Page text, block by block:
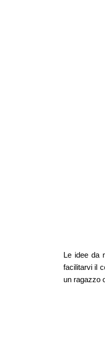
Le idee da
facilitarvi il
un ragazzo